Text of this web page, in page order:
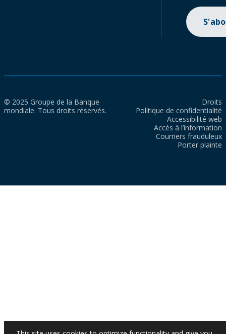
© 2025 Groupe de la Banque
mondiale. Tous droits réservés.
Droits
Politique de confidentialité
Accessibilité web
Accès à l’information
Courriers frauduleux
Porter plainte